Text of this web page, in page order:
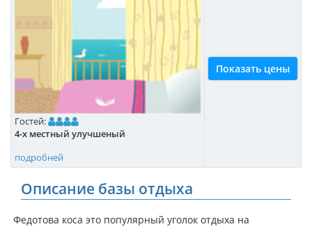
Гостей:
4-х местный улучшеный
подробней
Показать цены
Описание базы отдыха
Федотова коса это популярный уголок отдыха на